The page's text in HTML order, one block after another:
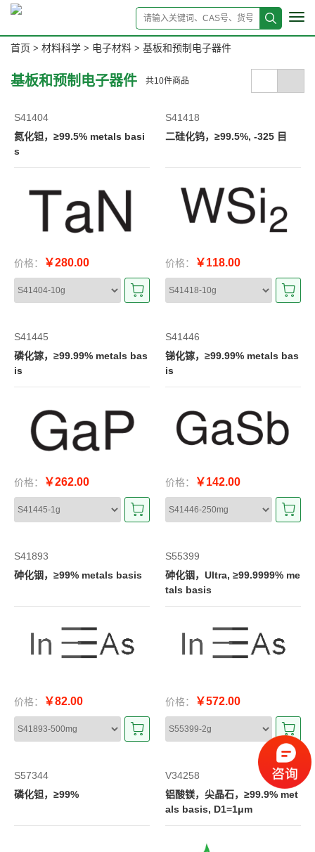
首页 > 材料科学 > 电子材料 > 基板和预制电子器件
基板和预制电子器件 共10件商品
S41404
氮化钽，≥99.5% metals basi
s
价格： ￥280.00
S41418
二硅化钨，≥99.5%, -325 目
价格： ￥118.00
S41445
磷化镓，≥99.99% metals bas
is
价格： ￥262.00
S41446
锑化镓，≥99.99% metals bas
is
价格： ￥142.00
S41893
砷化铟，≥99% metals basis
价格： ￥82.00
S55399
砷化铟，Ultra, ≥99.9999% me
tals basis
价格： ￥572.00
S57344
磷化钽，≥99%
V34258
铝酸镁，尖晶石，≥99.9% met
als basis, D1=1μm